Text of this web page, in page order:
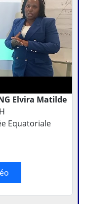
Elvira Matilde
Equatoriale